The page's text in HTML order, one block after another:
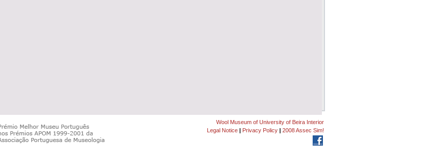
Wool Museum of University of Beira Interior
Legal Notice | Privacy Policy | 2008 Assec Sim!